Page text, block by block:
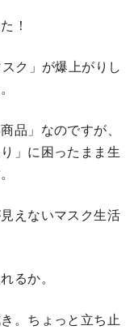
！
ク」が爆上がりし
品」なのですが、
」に困ったまま生
えないマスク生活
るか。
。ちょっと立ち止